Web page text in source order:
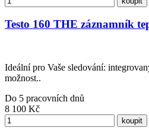
Testo 160 THE záznamník
Ideální pro Vaše sledování:
možnost..
Do 5 pracovních dnů
8 100 Kč
koupit